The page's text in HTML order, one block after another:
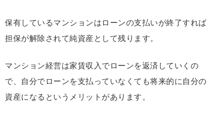
保有しているマンションはローンの支払いが終了すれば
担保が解除されて純資産として残ります。
マンション経営は家賃収入でローンを返済していくの
で、自分でローンを支払っていなくても将来的に自分の
資産になるというメリットがあります。